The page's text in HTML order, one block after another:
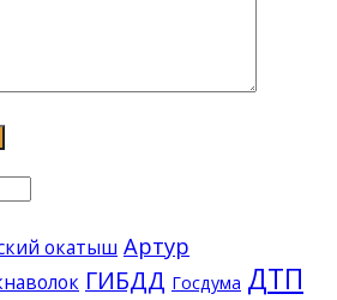
окатыш Артур
ГИБДД Госдума ДТП